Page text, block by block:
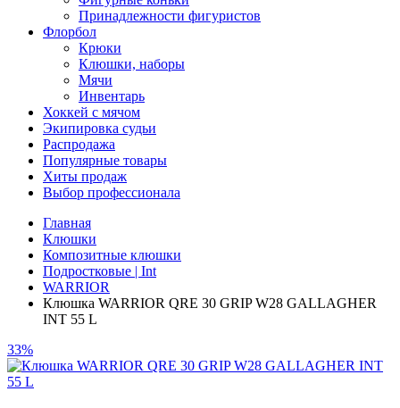
Принадлежности фигуристов
Флорбол
Крюки
Клюшки, наборы
Мячи
Инвентарь
Хоккей с мячом
Экипировка судьи
Распродажа
Популярные товары
Хиты продаж
Выбор профессионала
Главная
Клюшки
Композитные клюшки
Подростковые | Int
WARRIOR
Клюшка WARRIOR QRE 30 GRIP W28 GALLAGHER
INT 55 L
33%